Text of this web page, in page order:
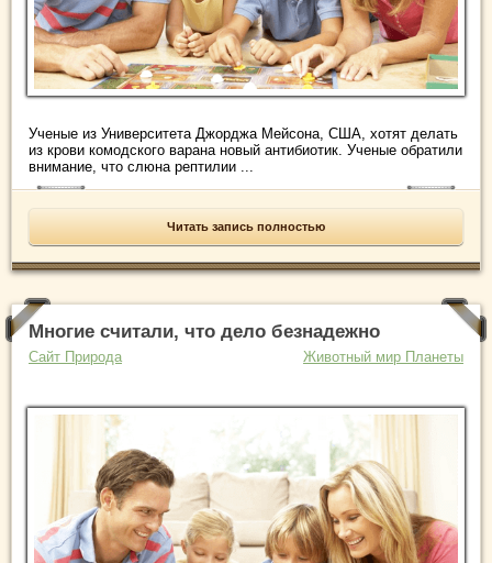
Ученые из Университета Джорджа Мейсона, США, хотят делать
из крови комодского варана новый антибиотик. Ученые обратили
внимание, что слюна рептилии ...
Читать запись полностью
Многие считали, что дело безнадежно
Сайт Природа Животный мир Планеты